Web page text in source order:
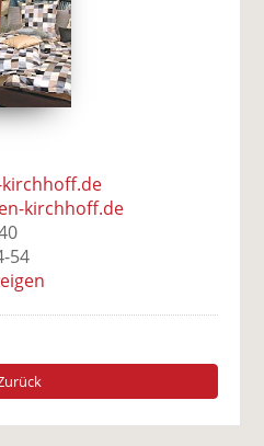
kirchhoff.de
54